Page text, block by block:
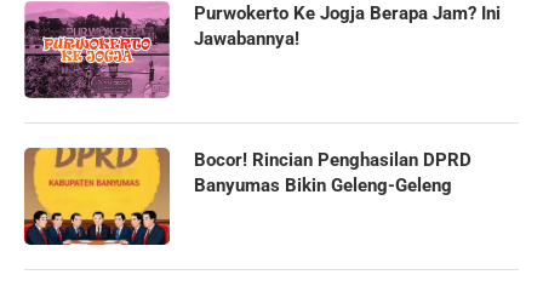
Purwokerto Ke Jogja Berapa Jam? Ini
Jawabannya!
Bocor! Rincian Penghasilan DPRD
Banyumas Bikin Geleng-Geleng